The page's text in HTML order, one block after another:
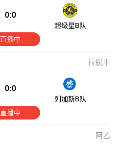
0:0
超级星B队
直播中
拉脱甲
0:0
列加斯B队
直播中
阿乙